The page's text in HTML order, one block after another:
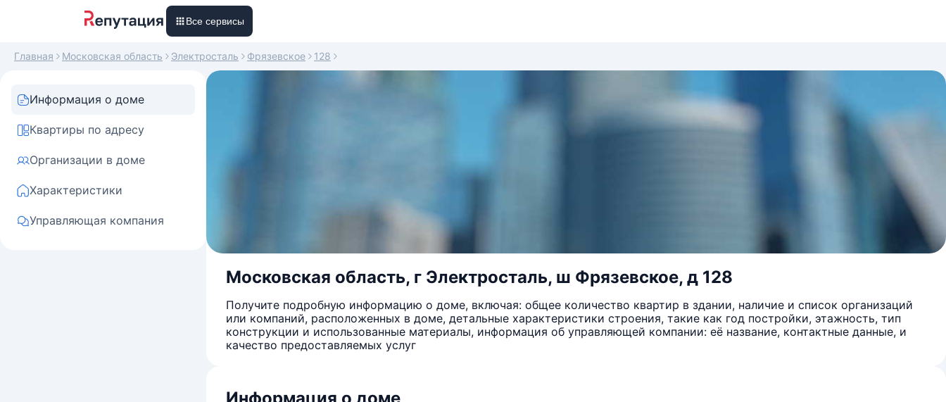
Все сервисы
Главная Московская область Электросталь Фрязевское 128
Информация о доме
Квартиры по адресу
Организации в доме
Характеристики
Управляющая компания
Московская область, г Электросталь, ш Фрязевское, д 128
Получите подробную информацию о доме, включая: общее количество квартир в здании, наличие и список организаций
или компаний, расположенных в доме, детальные характеристики строения, такие как год постройки, этажность, тип
конструкции и использованные материалы, информация об управляющей компании: её название, контактные данные, и
качество предоставляемых услуг